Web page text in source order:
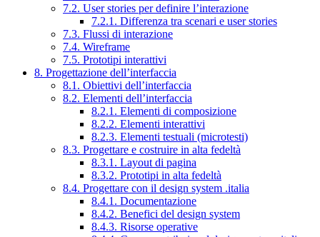
7.2. User stories per definire l’interazione
7.2.1. Differenza tra scenari e user stories
7.3. Flussi di interazione
7.4. Wireframe
7.5. Prototipi interattivi
8. Progettazione dell’interfaccia
8.1. Obiettivi dell’interfaccia
8.2. Elementi dell’interfaccia
8.2.1. Elementi di composizione
8.2.2. Elementi interattivi
8.2.3. Elementi testuali (microtesti)
8.3. Progettare e costruire in alta fedeltà
8.3.1. Layout di pagina
8.3.2. Prototipi in alta fedeltà
8.4. Progettare con il design system .italia
8.4.1. Documentazione
8.4.2. Benefici del design system
8.4.3. Risorse operative